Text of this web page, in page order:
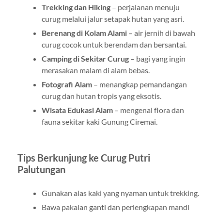
Trekking dan Hiking– perjalanan menuju
curug melalui jalur setapak hutan yang asri.
Berenang di Kolam Alami– air jernih di bawah
curug cocok untuk berendam dan bersantai.
Camping di Sekitar Curug– bagi yang ingin
merasakan malam di alam bebas.
Fotografi Alam– menangkap pemandangan
curug dan hutan tropis yang eksotis.
Wisata Edukasi Alam– mengenal flora dan
fauna sekitar kaki Gunung Ciremai.
Tips Berkunjung ke Curug Putri
Palutungan
Gunakan alas kaki yang nyaman untuk trekking.
Bawa pakaian ganti dan perlengkapan mandi